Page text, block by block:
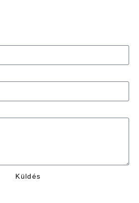
Küldés